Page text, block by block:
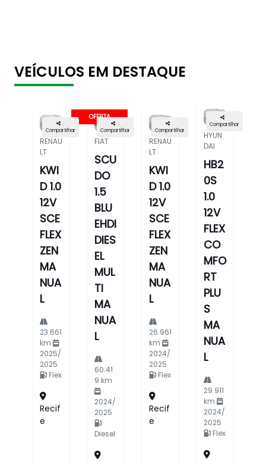
VEÍCULOS EM DESTAQUE
Compartilhar
RENAU
LT
KWI
D 1.0
12V
SCE
FLEX
ZEN
MA
NUA
L
23.661
km
2025/
2025
Flex
Recif
E
Compartilhar
HYUN
DAI
HB2
0S
1.0
12V
FLEX
CO
MFO
RT
PLU
S
MA
NUA
L
29.911
km
2024/
2025
Flex
OFERTA
Compartilhar
FIAT
SCU
DO
1.5
BLU
EHDI
DIES
EL
MUL
TI
MA
NUA
L
60.41
9 km
2024/
2025
Diesel
Compartilhar
RENAU
LT
KWI
D 1.0
12V
SCE
FLEX
ZEN
MA
NUA
L
26.961
km
2024/
2025
Flex
Recif
E